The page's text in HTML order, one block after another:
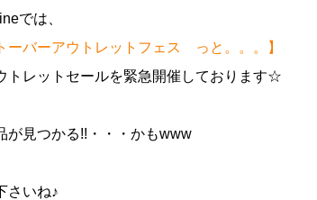
では、
ーバーアウトレットフェス っと。。。】
トレットセールを緊急開催しております☆
が見つかる!!・・・かもwww
さいね♪